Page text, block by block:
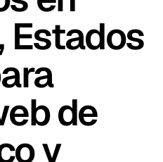
Estados
de
y